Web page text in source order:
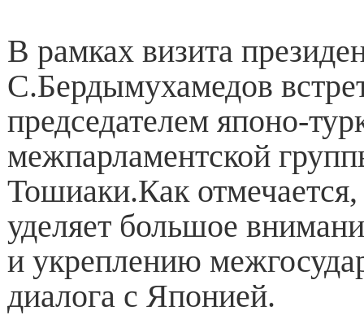
В рамках визита
С.Бердымухамедов
председателем японо-
межпарламентской
Тошиаки.Как
уделяет большое
и укреплению
диалога с Японией.